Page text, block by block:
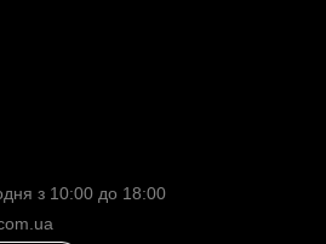
з 10:00 до 18:00